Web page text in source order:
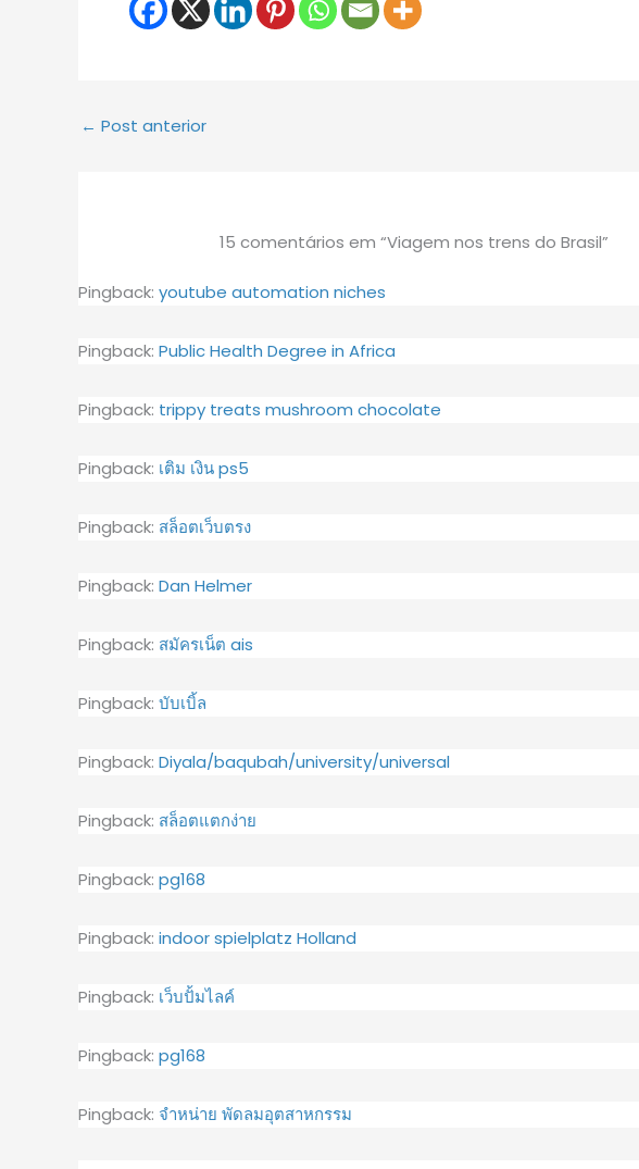
← Post anterior
15 comentários em “Viagem nos trens do Brasil”
Pingback: youtube automation niches
Pingback: Public Health Degree in Africa
Pingback: trippy treats mushroom chocolate
Pingback: เติม เงิน ps5
Pingback: สล็อตเว็บตรง
Pingback: Dan Helmer
Pingback: สมัครเน็ต ais
Pingback: บับเบิ้ล
Pingback: Diyala/baqubah/university/universal
Pingback: สล็อตแตกง่าย
Pingback: pg168
Pingback: indoor spielplatz Holland
Pingback: เว็บปั้มไลค์
Pingback: pg168
Pingback: จำหน่าย พัดลมอุตสาหกรรม